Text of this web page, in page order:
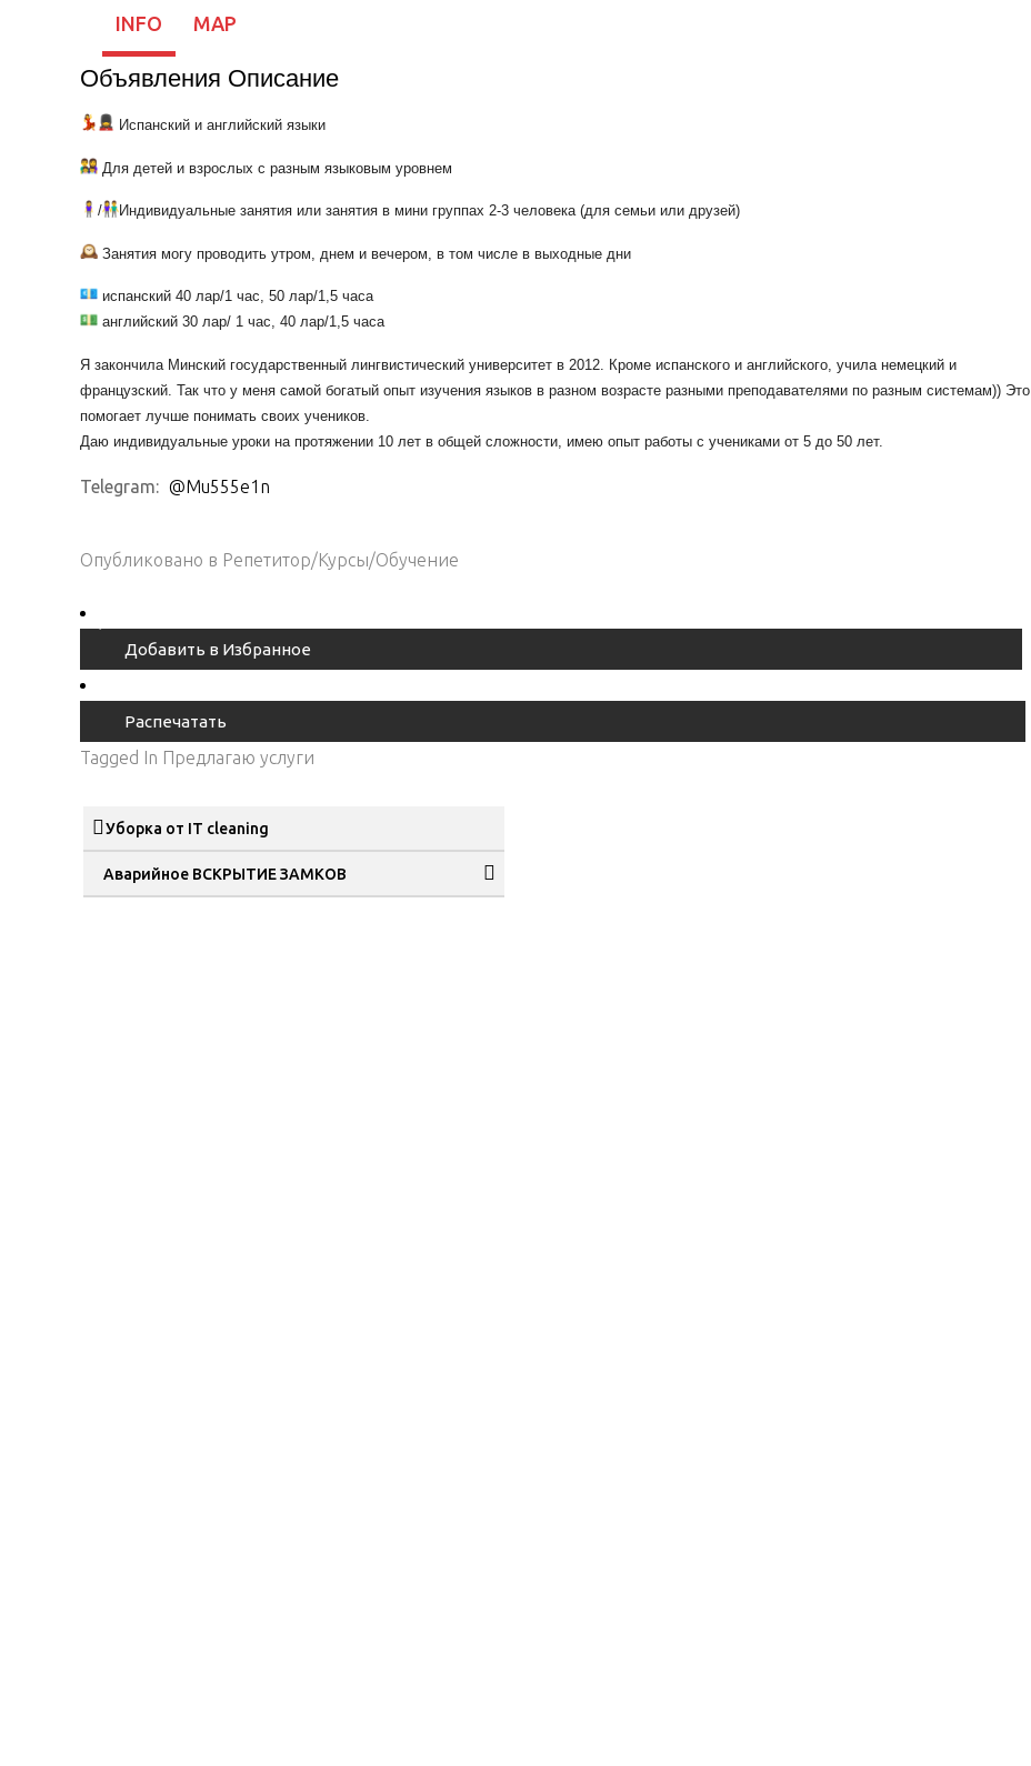
INFO MAP
Объявления Описание
Испанский и английский языки
Для детей и взрослых с разным языковым уровнем
/ Индивидуальные занятия или занятия в мини группах 2-3 человека (для семьи или друзей)
Занятия могу проводить утром, днем и вечером, в том числе в выходные дни
испанский 40 лар/1 час, 50 лар/1,5 часа
английский 30 лар/ 1 час, 40 лар/1,5 часа
Я закончила Минский государственный лингвистический университет в 2012. Кроме испанского и английского, учила немецкий и
французский. Так что у меня самой богатый опыт изучения языков в разном возрасте разными преподавателями по разным системам)) Это
помогает лучше понимать своих учеников.
Даю индивидуальные уроки на протяжении 10 лет в общей сложности, имею опыт работы с учениками от 5 до 50 лет.
Telegram: @Mu555e1n
Опубликовано в Репетитор/Курсы/Обучение
Добавить в Избранное
Распечатать
Tagged In Предлагаю услуги
Уборка от IT cleaning
Аварийное ВСКРЫТИЕ ЗАМКОВ